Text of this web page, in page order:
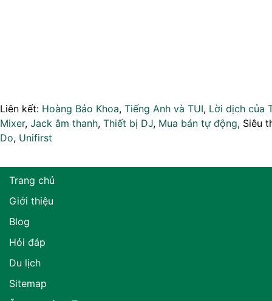
Liên kết: Hoàng Bảo Khoa, Tiếng Anh và TUI, Lời dịch của
Mixer, Jack âm thanh, Thiết bị DJ, Mua bán tự động, Siêu
Do, Unifirst
Trang chủ
Giới thiệu
Blog
Hỏi đáp
Du lịch
Sitemap